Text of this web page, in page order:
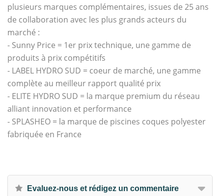
plusieurs marques complémentaires, issues de 25 ans
de collaboration avec les plus grands acteurs du
marché :
- Sunny Price = 1er prix technique, une gamme de
produits à prix compétitifs
- LABEL HYDRO SUD = coeur de marché, une gamme
complète au meilleur rapport qualité prix
- ELITE HYDRO SUD = la marque premium du réseau
alliant innovation et performance
- SPLASHEO = la marque de piscines coques polyester
fabriquée en France
Evaluez-nous et rédigez un commentaire